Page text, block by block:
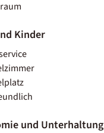
Kinder
und Unterhaltung